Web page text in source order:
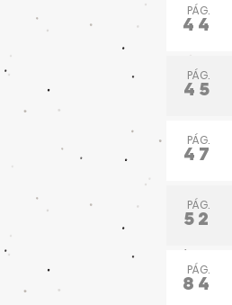
PÁG.
44
PÁG.
45
PÁG.
47
PÁG.
52
PÁG.
84